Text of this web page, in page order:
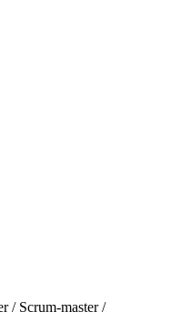
/ Scrum-master /